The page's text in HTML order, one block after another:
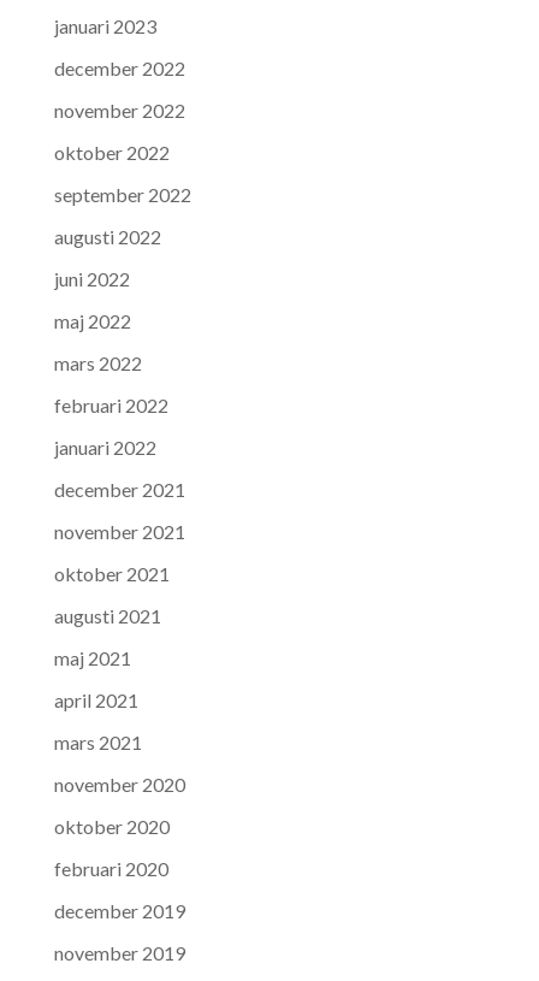
januari 2023
december 2022
november 2022
oktober 2022
september 2022
augusti 2022
juni 2022
maj 2022
mars 2022
februari 2022
januari 2022
december 2021
november 2021
oktober 2021
augusti 2021
maj 2021
april 2021
mars 2021
november 2020
oktober 2020
februari 2020
december 2019
november 2019